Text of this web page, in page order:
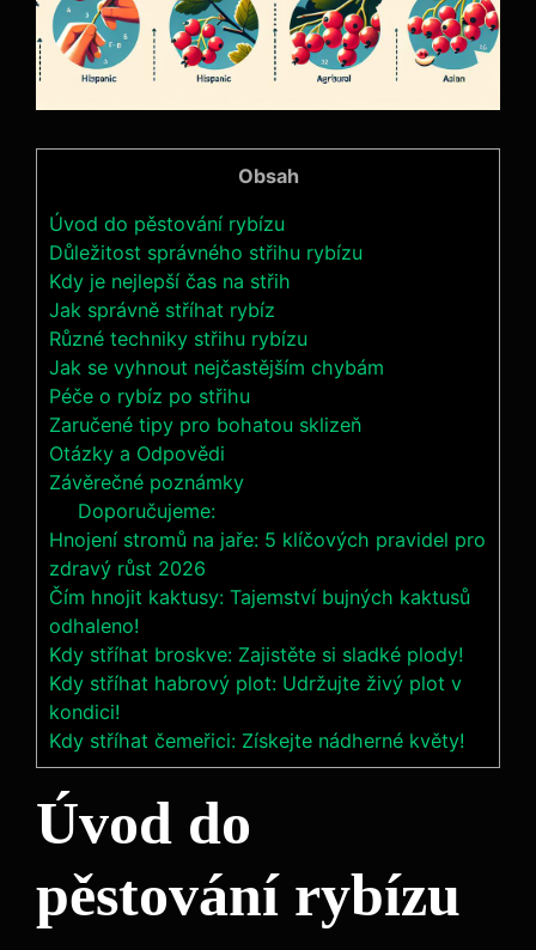
Obsah
Úvod do pěstování rybízu
Důležitost správného střihu rybízu
Kdy je nejlepší čas na střih
Jak správně stříhat rybíz
Různé techniky střihu rybízu
Jak se vyhnout nejčastějším chybám
Péče o rybíz po střihu
Zaručené tipy pro bohatou sklizeň
Otázky a Odpovědi
Závěrečné poznámky
Doporučujeme:
Hnojení stromů na jaře: 5 klíčových pravidel pro
zdravý růst 2026
Čím hnojit kaktusy: Tajemství bujných kaktusů
odhaleno!
Kdy stříhat broskve: Zajistěte si sladké plody!
Kdy stříhat habrový plot: Udržujte živý plot v
kondici!
Kdy stříhat čemeřici: Získejte nádherné květy!
Úvod do
pěstování rybízu